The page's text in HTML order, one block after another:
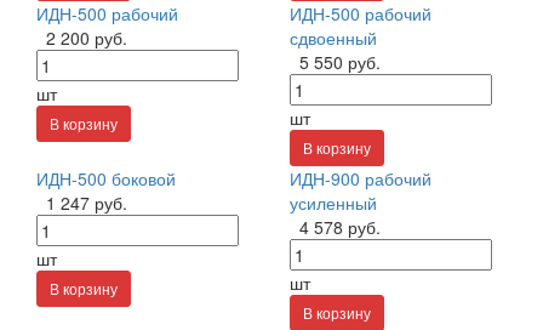
ИДН-500 рабочий
2 200 руб.
шт
В корзину
ИДН-500 рабочий
сдвоенный
5 550 руб.
шт
В корзину
ИДН-500 боковой
1 247 руб.
шт
В корзину
ИДН-900 рабочий
усиленный
4 578 руб.
шт
В корзину